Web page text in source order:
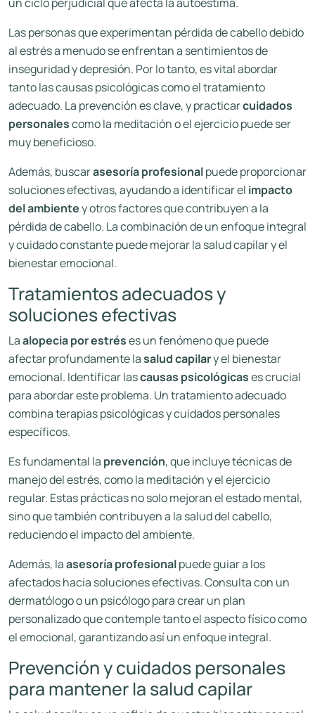
Las personas que experimentan pérdida de cabello debido
al estrés a menudo se enfrentan a sentimientos de
inseguridad y depresión. Por lo tanto, es vital abordar
tanto las causas psicológicas como el tratamiento
adecuado. La prevención es clave, y practicarcuidados
personalescomo la meditación o el ejercicio puede ser
muy beneficioso.
Además, buscarasesoría profesionalpuede proporcionar
soluciones efectivas, ayudando a identificar el impacto
del ambientey otros factores que contribuyen a la
pérdida de cabello. La combinación de un enfoque integral
y cuidado constante puede mejorar la salud capilar y el
bienestar emocional.
Tratamientos adecuados y
soluciones efectivas
Laalopecia por estréses un fenómeno que puede
afectar profundamente lasalud capilary el bienestar
emocional. Identificar lascausas psicológicases crucial
para abordar este problema. Un tratamiento adecuado
combina terapias psicológicas y cuidados personales
específicos.
Es fundamental la prevención, que incluye técnicas de
manejo del estrés, como la meditación y el ejercicio
regular. Estas prácticas no solo mejoran el estado mental,
sino que también contribuyen a la salud del cabello,
reduciendo el impacto del ambiente.
Además, laasesoría profesionalpuede guiar a los
afectados hacia soluciones efectivas. Consulta con un
dermatólogo o un psicólogo para crear un plan
personalizado que contemple tanto el aspecto físico como
el emocional, garantizando así un enfoque integral.
Prevención y cuidados personales
para mantener la salud capilar